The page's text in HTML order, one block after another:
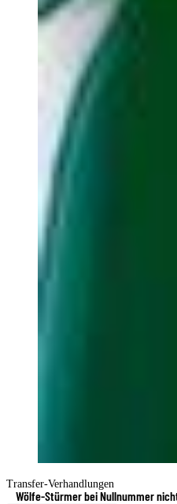
Transfer-Verhandlungen
Wölfe-Stürmer bei Nullnummer